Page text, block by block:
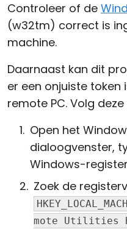
Controleer of de
(w32tm) correct is
machine.
Daarnaast kan dit
er een onjuiste
remote PC. Volg
Open het
dialoogvenster,
Windows-
Zoek de
mote Utilities